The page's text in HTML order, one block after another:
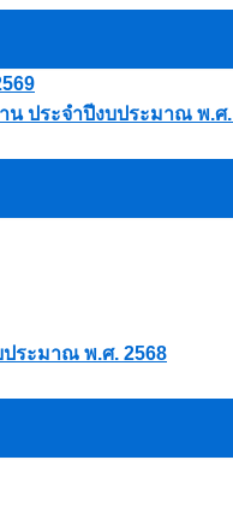
น ประจำปีงบประมาณ พ.ศ.
ประมาณ พ.ศ. 2568